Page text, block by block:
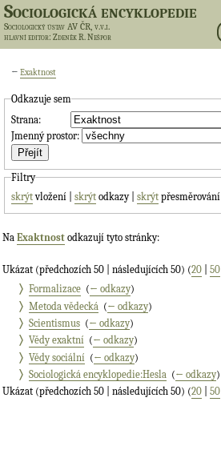
Sociologická encyklopedie
Sociologický ústav AV ČR, v.v.i.
hlavní editor: Zdeněk R. Nešpor
←Exaktnost
Odkazuje sem
Strana:
Jmenný prostor:
Filtry
skrýtvložení |skrýt odkazy |skrýt přesměrování
Na Exaktnost odkazují tyto stránky:
Ukázat (předchozích 50 | následujících 50) (20 50
Formalizace (← odkazy)
Metoda vědecká (← odkazy)
Scientismus (← odkazy)
Vědy exaktní (← odkazy)
Vědy sociální (← odkazy)
Sociologická encyklopedie:Hesla (← odkazy)
Ukázat (předchozích 50 | následujících 50) (20 50